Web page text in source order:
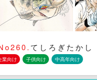
てしろぎたかし
業向け 子供向け 中高年向け